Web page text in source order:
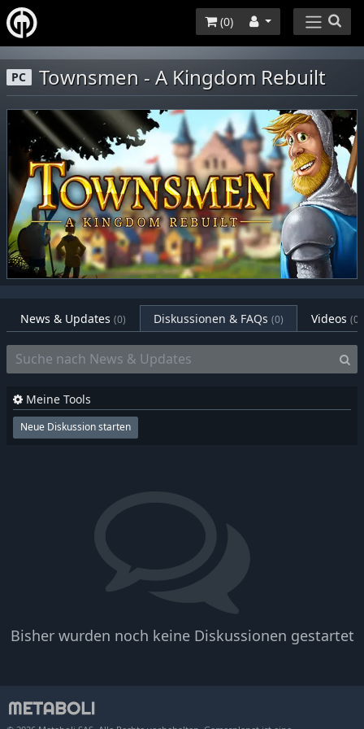
(0)
PC Townsmen - A Kingdom Rebuilt
News & Updates (0) Diskussionen & FAQs (0) Videos (0)
Bisher wurden noch keine Diskussionen gestartet
Meine Tools
Neue Diskussion starten